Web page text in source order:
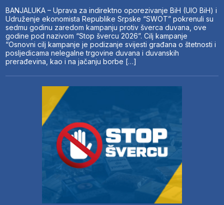
BANJALUKA – Uprava za indirektno oporezivanje BiH (UIO BiH) i
Udruženje ekonomista Republike Srpske “SWOT” pokrenuli su
sedmu godinu zaredom kampanju protiv šverca duvana, ove
godine pod nazivom “Stop švercu 2026”. Cilj kampanje
“Osnovni cilj kampanje je podizanje svijesti građana o štetnosti i
posljedicama nelegalne trgovine duvana i duvanskih
prerađevina, kao i na jačanju borbe […]